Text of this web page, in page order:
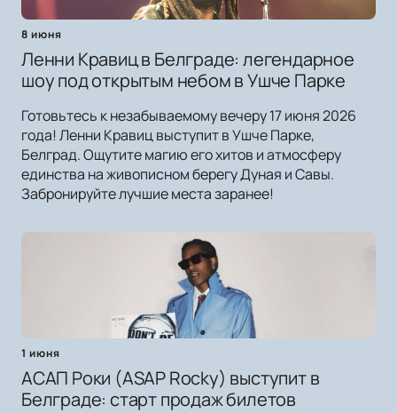
8 июня
Ленни Кравиц в Белграде: легендарное
шоу под открытым небом в Ушче Парке
Готовьтесь к незабываемому вечеру 17 июня 2026
года! Ленни Кравиц выступит в Ушче Парке,
Белград. Ощутите магию его хитов и атмосферу
единства на живописном берегу Дуная и Савы.
Забронируйте лучшие места заранее!
1 июня
АСАП Роки (ASAP Rocky) выступит в
Белграде: старт продаж билетов